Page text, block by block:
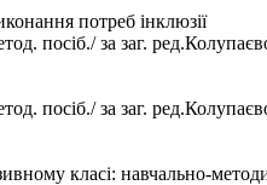
потреб інклюзії
посіб./ за заг.
посіб./ за заг.
класі: навчально-